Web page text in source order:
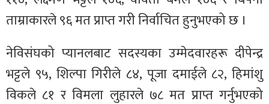
ताम्राकारले ९६ मत प्राप्त गरी निर्वाचित हुनुभएको छ ।
नेविसंघको प्यानलबाट सदस्यका उम्मेदवारहरू दीपेन्द्र
भट्टले ९५, शिल्पा गिरीले ८४, पूजा दमाईले ८२, हिमांशु
विकले ८१ र विमला लुहारले ७८ मत प्राप्त गर्नुभएको